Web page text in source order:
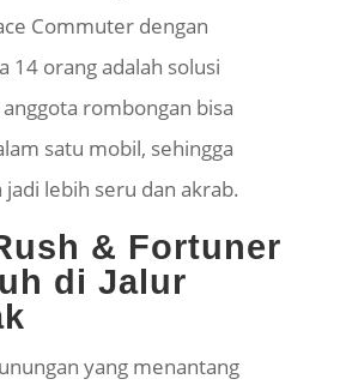
Commuter dengan
14 orang adalah solusi
rombongan bisa
satu mobil, sehingga
jadi lebih seru dan akrab.
& Fortuner
di Jalur
yang menantang